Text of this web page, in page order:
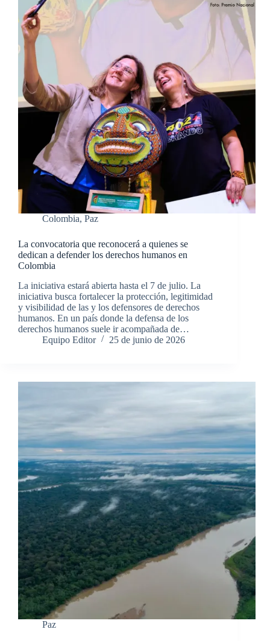
Colombia, Paz
La convocatoria que reconocerá a quienes se
dedican a defender los derechos humanos en
Colombia
La iniciativa estará abierta hasta el 7 de julio. La
iniciativa busca fortalecer la protección, legitimidad
y visibilidad de las y los defensores de derechos
humanos. En un país donde la defensa de los
derechos humanos suele ir acompañada de…
Equipo Editor
25 de junio de 2026
Paz